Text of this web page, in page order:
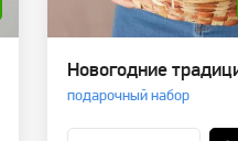
Новогодние
подарочный набор